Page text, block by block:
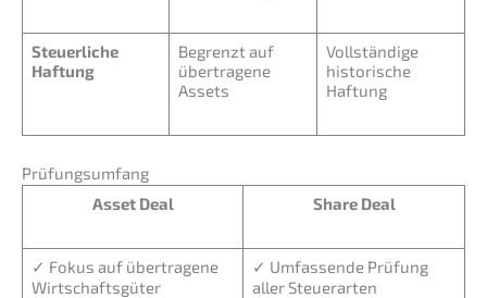
Steuer­li­che
Haftung
Begrenzt auf
übertra­ge­ne
Assets
Vollstän­di­ge
histo­ri­sche
Haftung
Prüfungs­um­fang
Asset Deal
Share Deal
✓ Fokus auf übertra­ge­ne
Wirtschaftsgüter
✓ Umfas­sen­de Prüfung
aller Steuerarten